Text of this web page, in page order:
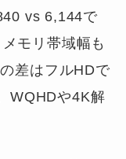
vs 6,144で
モリ帯域幅も
差はフルHDで
WQHDや4K解